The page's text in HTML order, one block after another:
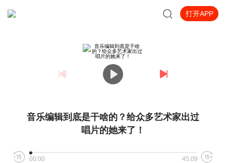
打开APP
音乐编辑到底是干啥的？给众多艺术家出过
唱片的她来了！
00:00 45:09